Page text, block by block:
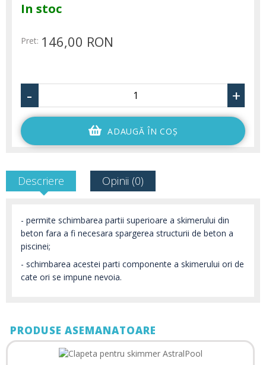
In stoc
Pret: 146,00 RON
- +
ADAUGĂ ÎN COŞ
Descriere Opinii (0)
- permite schimbarea partii superioare a skimerului din
beton fara a fi necesara spargerea structurii de beton a
piscinei;
- schimbarea acestei parti componente a skimerului ori de
cate ori se impune nevoia.
PRODUSE ASEMANATOARE